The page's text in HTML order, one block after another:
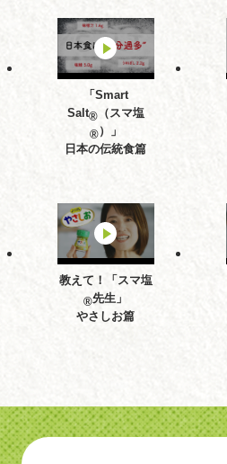
「Smart
Salt®（スマ塩
®）」
日本の伝統食篇
教えて！「スマ塩
®先生」
やさしお篇